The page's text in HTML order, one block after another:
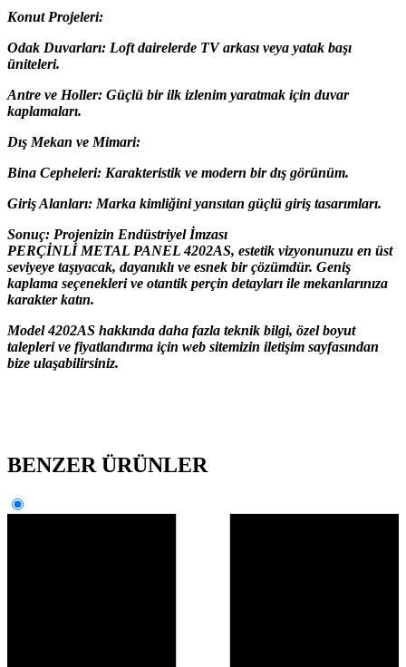
Konut Projeleri:
Odak Duvarları: Loft dairelerde TV arkası veya yatak başı
üniteleri.
Antre ve Holler: Güçlü bir ilk izlenim yaratmak için duvar
kaplamaları.
Dış Mekan ve Mimari:
Bina Cepheleri: Karakteristik ve modern bir dış görünüm.
Giriş Alanları: Marka kimliğini yansıtan güçlü giriş tasarımları.
Sonuç: Projenizin Endüstriyel İmzası
PERÇİNLİ METAL PANEL 4202AS, estetik vizyonunuzu en üst
seviyeye taşıyacak, dayanıklı ve esnek bir çözümdür. Geniş
kaplama seçenekleri ve otantik perçin detayları ile mekanlarınıza
karakter katın.
Model 4202AS hakkında daha fazla teknik bilgi, özel boyut
talepleri ve fiyatlandırma için web sitemizin iletişim sayfasından
bize ulaşabilirsiniz.
BENZER ÜRÜNLER